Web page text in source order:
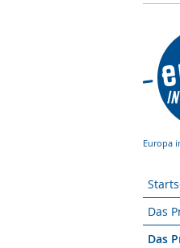
Europa
Das
Das